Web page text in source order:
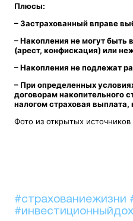
Плюсы:
– Застрахованный вправе
– Накопления не могут быть
(арест, конфискация) или
– Накопления не подлежат
– При определенных
договорам накопительного
налогом страховая выплата,
Фото из открытых источников
#страхованиежизни